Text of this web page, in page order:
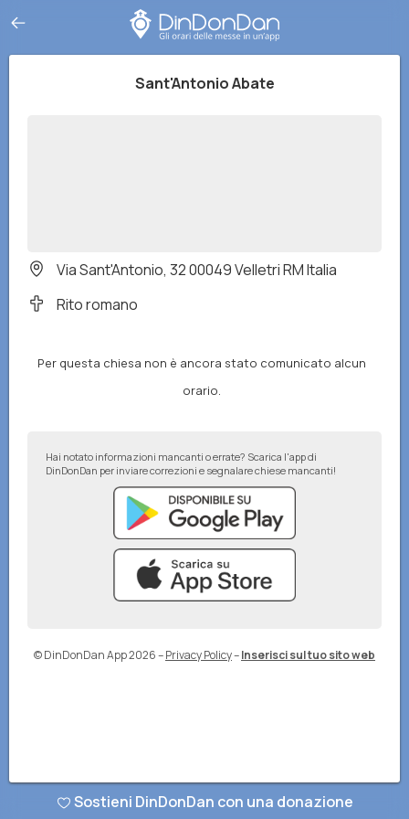
Sant'Antonio Abate
Via Sant'Antonio, 32 00049 Velletri RM Italia
Rito romano
Per questa chiesa non è ancora stato comunicato alcun
orario.
Hai notato informazioni mancanti o errate? Scarica l'app di
DinDonDan per inviare correzioni e segnalare chiese mancanti!
© DinDonDan App 2026–Privacy Policy–Inserisci sul tuo sito web
Sostieni DinDonDan con una donazione